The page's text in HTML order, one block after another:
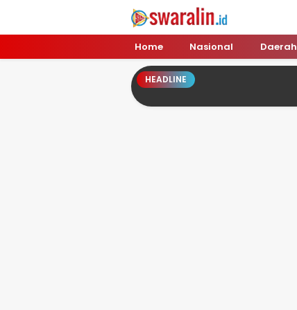
Swara Lin
Independent, Tajam & Profesional
Home Nasional Daerah
HEADLINE